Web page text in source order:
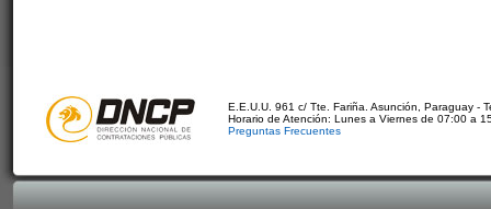
E.E.U.U. 961 c/ Tte. Fariña. Asunción, Paraguay -
Horario de Atención: Lunes a Viernes de 07:00 a
Preguntas Frecuentes